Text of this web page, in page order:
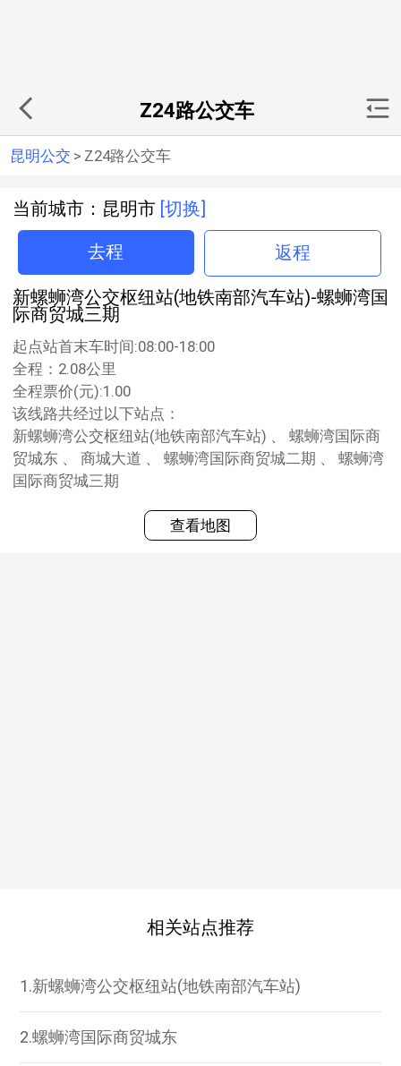
Z24路公交车
昆明公交 > Z24路公交车
当前城市：昆明市 [切换]
去程 返程
新螺蛳湾公交枢纽站(地铁南部汽车站)-螺蛳湾国
际商贸城三期
起点站首末车时间:08:00-18:00
全程：2.08公里
全程票价(元):1.00
该线路共经过以下站点：
新螺蛳湾公交枢纽站(地铁南部汽车站) 、 螺蛳湾国际商
贸城东 、 商城大道 、 螺蛳湾国际商贸城二期 、 螺蛳湾
国际商贸城三期
查看地图
相关站点推荐
1.新螺蛳湾公交枢纽站(地铁南部汽车站)
2.螺蛳湾国际商贸城东